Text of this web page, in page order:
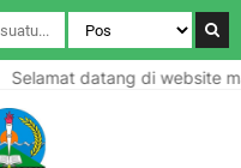
Selamat datang di website